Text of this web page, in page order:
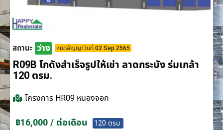
สถานะ ว่าง หมดสัญญาวันที่ 02 Sep 2565
R09B โกดังสำเร็จรูปให้เช่า ลาดกระบัง​ ร่มเกล้า
120 ตรม.
โครงการ HR09 หนองจอก
฿16,000 / ต่อเดือน 120 ตรม.